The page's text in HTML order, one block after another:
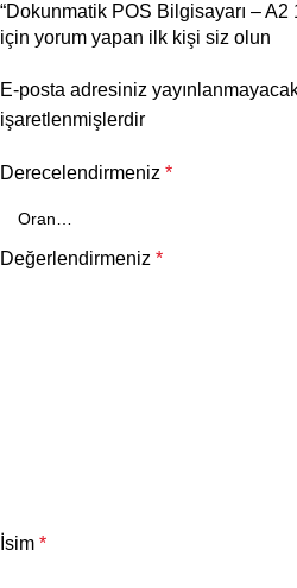
“Dokunmatik POS Bilgisayarı – A2
için yorum yapan ilk kişi siz olun
E-posta adresiniz
işaretlenmişlerdir
Derecelendirmeniz *
Değerlendirmeniz *
İsim *